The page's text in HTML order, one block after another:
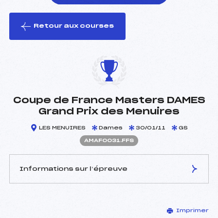
le ski
Retour aux courses
Coupe de France Masters DAMES
Grand Prix des Menuires
LES MENUIRES Dames 30/01/11 GS
AMAF0031.FFS
Informations sur l’épreuve
GURI STEPHANE (SA)
Imprimer